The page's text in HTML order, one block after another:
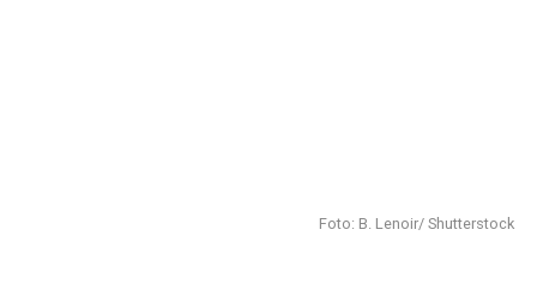
Foto: B. Lenoir/ Shutterstock